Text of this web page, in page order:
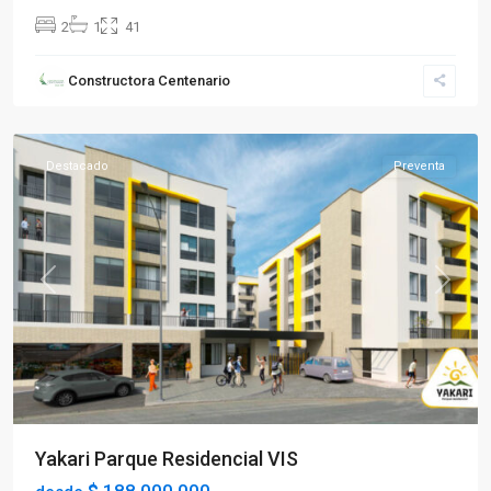
2 1 41
Constructora Centenario
Occidente,
Previous Next
Destacado Preventa
Yakari Parque Residencial VIS